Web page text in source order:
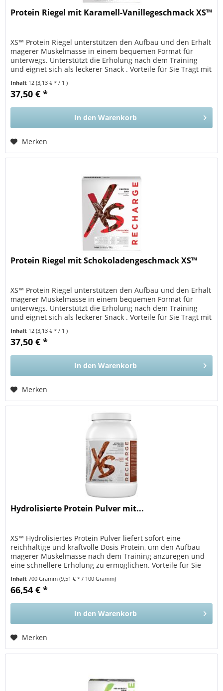
Protein Riegel mit Karamell-Vanillegeschmack XS™
XS™ Protein Riegel unterstützen den Aufbau und den Erhalt
magerer Muskelmasse in einem bequemen Format für
unterwegs. Unterstützt die Erholung nach dem Training
und eignet sich als leckerer Snack . Vorteile für Sie Trägt mit
Inhalt 12(3,13 € * / 1 )
37,50 € *
In den Warenkorb
Merken
Protein Riegel mit Schokoladengeschmack XS™
XS™ Protein Riegel unterstützen den Aufbau und den Erhalt
magerer Muskelmasse in einem bequemen Format für
unterwegs. Unterstützt die Erholung nach dem Training
und eignet sich als leckerer Snack . Vorteile für Sie Trägt mit
Inhalt 12(3,13 € * / 1 )
37,50 € *
In den Warenkorb
Merken
Hydrolisierte Protein Pulver mit...
XS™ Hydrolisiertes Protein Pulver liefert sofort eine
reichhaltige und kraftvolle Dosis Protein, um den Aufbau
magerer Muskelmasse nach dem Training anzuregen und
eine schnellere Erholung zu ermöglichen. Vorteile für Sie
Inhalt700 Gramm(9,51 € * / 100 Gramm)
66,54 € *
In den Warenkorb
Merken